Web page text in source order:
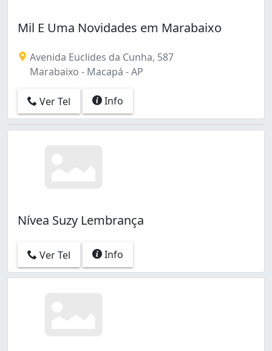
Mil E Uma Novidades em Marabaixo
Avenida Euclides da Cunha, 587
Marabaixo - Macapá - AP
Ver Tel Info
Nívea Suzy Lembrança
Ver Tel Info